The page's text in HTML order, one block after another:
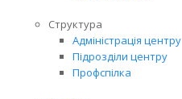
Структура
Адміністрація центру
Підрозділи центру
Профспілка